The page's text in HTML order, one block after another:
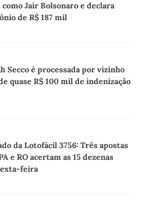
Jair Bolsonaro e declara
de R$ 187 mil
Secco é processada por vizinho
quase R$ 100 mil de indenização
da Lotofácil 3756: Três apostas
e RO acertam as 15 dezenas
feira